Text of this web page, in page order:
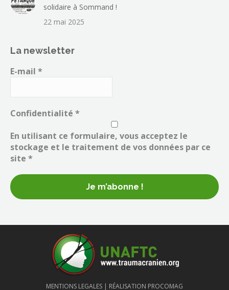
solidaire à Sommand !
22 mai 2025
La newsletter
E-mail *
Confidentialité *
En utilisant ce formulaire, vous acceptez le
stockage et le traitement de vos données par ce
site *
MENTIONS LEGALES | RÉALISATION PROCOMAG